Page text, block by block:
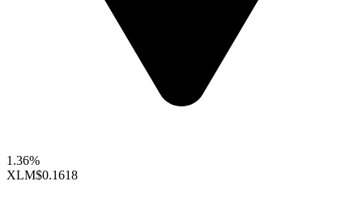
1.36%
XLM$0.1618